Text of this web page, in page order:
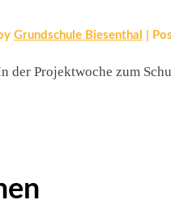
Grundschule Biesenthal
der Projektwoche zum